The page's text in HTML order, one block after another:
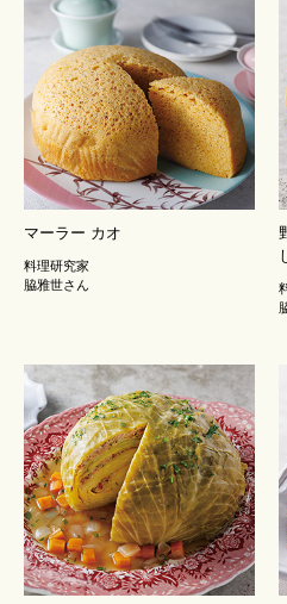
マーラー カオ
料理研究家
脇雅世さん